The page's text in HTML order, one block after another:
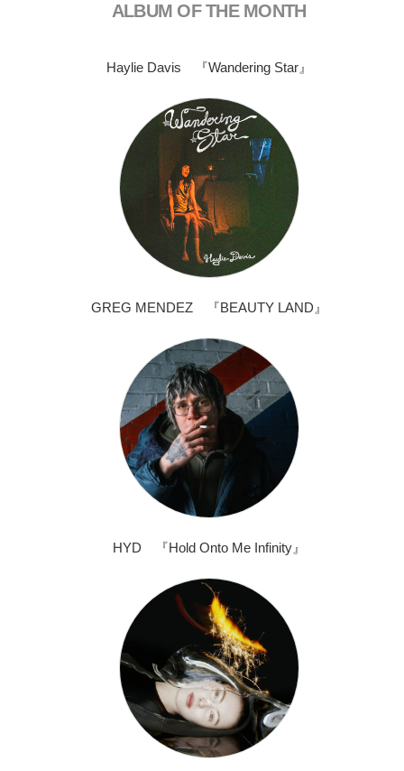
ALBUM OF THE MONTH
Haylie Davis 『Wandering Star』
GREG MENDEZ 『BEAUTY LAND』
HYD 『Hold Onto Me Infinity』